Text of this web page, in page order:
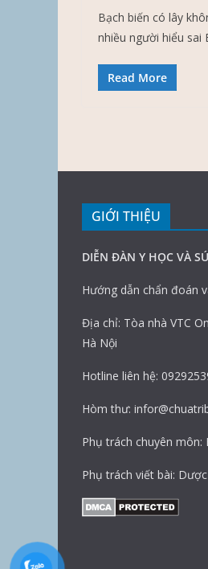
Bạch biến có lây
nhiều người hiểu sai
Read More
GIỚI THIỆU
DIỄN ĐÀN Y HỌC VÀ
Hướng dẫn chẩn đoán
Địa chỉ: Tòa nhà VTC
Hà Nội
Hotline liên hệ:
Hòm thư:
Phụ trách chuyên
Phụ trách viết bài: